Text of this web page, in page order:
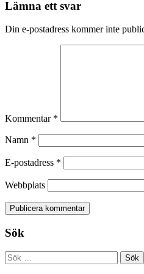
Lämna ett svar
Din e-postadress kommer inte
Kommentar *
Namn *
E-postadress *
Webbplats
Sök
Sök
efter: